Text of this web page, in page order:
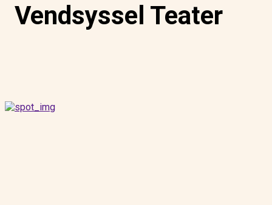
Vendsyssel Teater